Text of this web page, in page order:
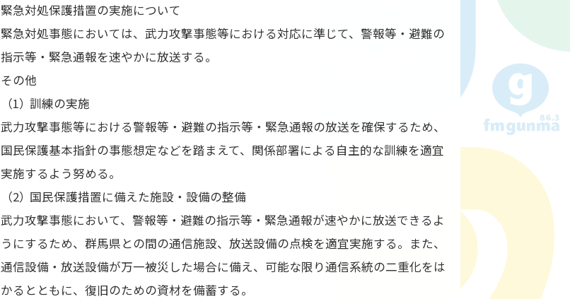
緊急対処保護措置の実施について
緊急対処事態においては、武力攻撃事態等における対応に準じて、警報等・避難の
指示等・緊急通報を速やかに放送する。
その他
訓練の実施
武力攻撃事態等における警報等・避難の指示等・緊急通報の放送を確保するため、
国民保護基本指針の事態想定などを踏まえて、関係部署による自主的な訓練を適宜
実施するよう努める。
国民保護措置に備えた施設・設備の整備
武力攻撃事態において、警報等・避難の指示等・緊急通報が速やかに放送できるよ
うにするため、群馬県との間の通信施設、放送設備の点検を適宜実施する。また、
通信設備・放送設備が万一被災した場合に備え、可能な限り通信系統の二重化をは
かるとともに、復旧のための資材を備蓄する。